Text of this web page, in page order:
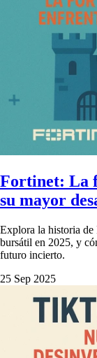
Fortinet: La
su mayor
Explora la historia de
bursátil en 2025, y
futuro incierto.
25 Sep 2025